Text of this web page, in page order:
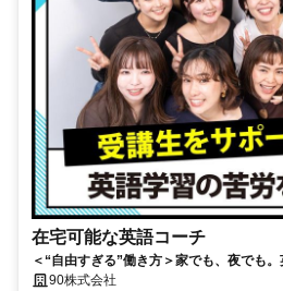
在宅可能な英語コーチ
＜“自由すぎる”働き方＞家でも、夜でも。
90株式会社